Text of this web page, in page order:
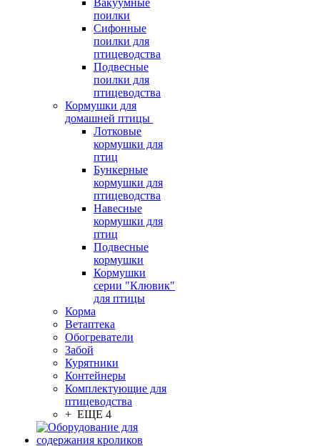
Вакуумные
поилки
Сифонные
поилки для
птицеводства
Подвесные
поилки для
птицеводства
Кормушки для
домашней птицы
Лотковые
кормушки для
птиц
Бункерные
кормушки для
птицеводства
Навесные
кормушки для
птиц
Подвесные
кормушки
Кормушки
серии "Клювик"
для птицы
Корма
Ветаптека
Обогреватели
Забой
Курятники
Контейнеры
Комплектующие для
птицеводства
+ ЕЩЕ 4